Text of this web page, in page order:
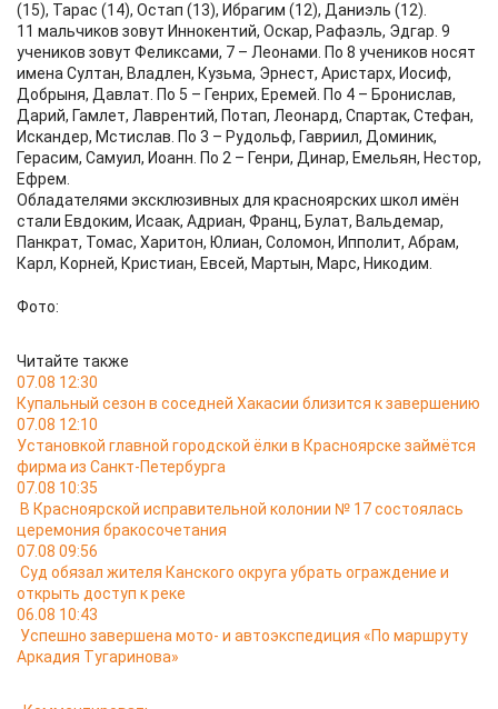
(15), Тарас (14), Остап (13), Ибрагим (12), Даниэль (12).
11 мальчиков зовут Иннокентий, Оскар, Рафаэль, Эдгар. 9
учеников зовут Феликсами, 7 – Леонами. По 8 учеников носят
имена Султан, Владлен, Кузьма, Эрнест, Аристарх, Иосиф,
Добрыня, Давлат. По 5 – Генрих, Еремей. По 4 – Бронислав,
Дарий, Гамлет, Лаврентий, Потап, Леонард, Спартак, Стефан,
Искандер, Мстислав. По 3 – Рудольф, Гавриил, Доминик,
Герасим, Самуил, Иоанн. По 2 – Генри, Динар, Емельян, Нестор,
Ефрем.
Обладателями эксклюзивных для красноярских школ имён
стали Евдоким, Исаак, Адриан, Франц, Булат, Вальдемар,
Панкрат, Томас, Харитон, Юлиан, Соломон, Ипполит, Абрам,
Карл, Корней, Кристиан, Евсей, Мартын, Марс, Никодим.
Фото:
Читайте также
07.08 12:30
Купальный сезон в соседней Хакасии близится к завершению
07.08 12:10
Установкой главной городской ёлки в Красноярске займётся
фирма из Санкт-Петербурга
07.08 10:35
В Красноярской исправительной колонии № 17 состоялась
церемония бракосочетания
07.08 09:56
Суд обязал жителя Канского округа убрать ограждение и
открыть доступ к реке
06.08 10:43
Успешно завершена мото- и автоэкспедиция «По маршруту
Аркадия Тугаринова»